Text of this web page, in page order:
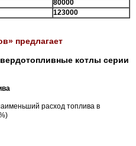
80000
123000
предлагает
котлы серии
расход топлива в